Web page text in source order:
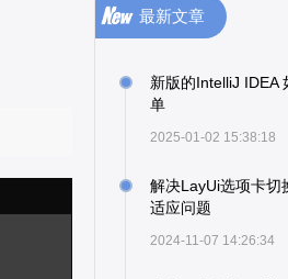
最新文章
新版的IntelliJ IDEA
单
2025-01-02 15:38:18
解决LayUi选项卡切
适应问题
2024-11-07 14:26:34